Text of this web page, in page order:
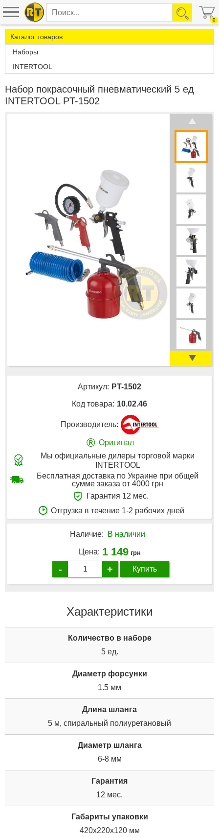
0
Каталог товаров
Наборы
INTERTOOL
Набор покрасочный пневматический 5 ед
INTERTOOL PT-1502
Артикул: PT-1502
Код товара: 10.02.46
Производитель:
® Оригинал
Мы официальные дилеры торговой марки
INTERTOOL
Бесплатная доставка по Украине при общей
сумме заказа от 4000 грн
Гарантия 12 мес.
Отгрузка в течение 1-2 рабочих дней
Наличие: В наличии
Цена: 1 149 грн
- + Купить
Характеристики
Количество в наборе
5 ед.
Диаметр форсунки
1.5 мм
Длина шланга
5 м, спиральный полиуретановый
Диаметр шланга
6-8 мм
Гарантия
12 мес.
Габариты упаковки
420x220x120 мм